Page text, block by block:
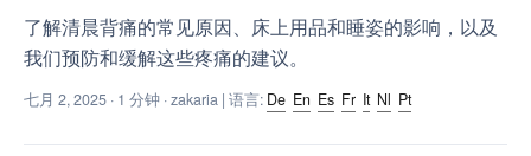
购买指南
了解清晨背痛的常见原因、床上用品和睡姿的影响，以及
我们预防和缓解这些疼痛的建议。
七月 2, 2025 · 1 分钟 · zakaria | 语言: De En Es Fr It Nl Pt